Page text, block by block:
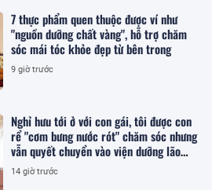
7 thực phẩm quen thuộc được ví như
"nguồn dưỡng chất vàng", hỗ trợ chăm
sóc mái tóc khỏe đẹp từ bên trong
9 giờ trước
Nghỉ hưu tới ở với con gái, tôi được con
rể "cơm bưng nước rót" chăm sóc nhưng
vẫn quyết chuyển vào viện dưỡng lão
sống
14 giờ trước